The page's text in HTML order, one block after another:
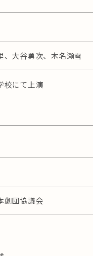
、大谷勇次、木名瀬雪
校にて上演
劇団協議会